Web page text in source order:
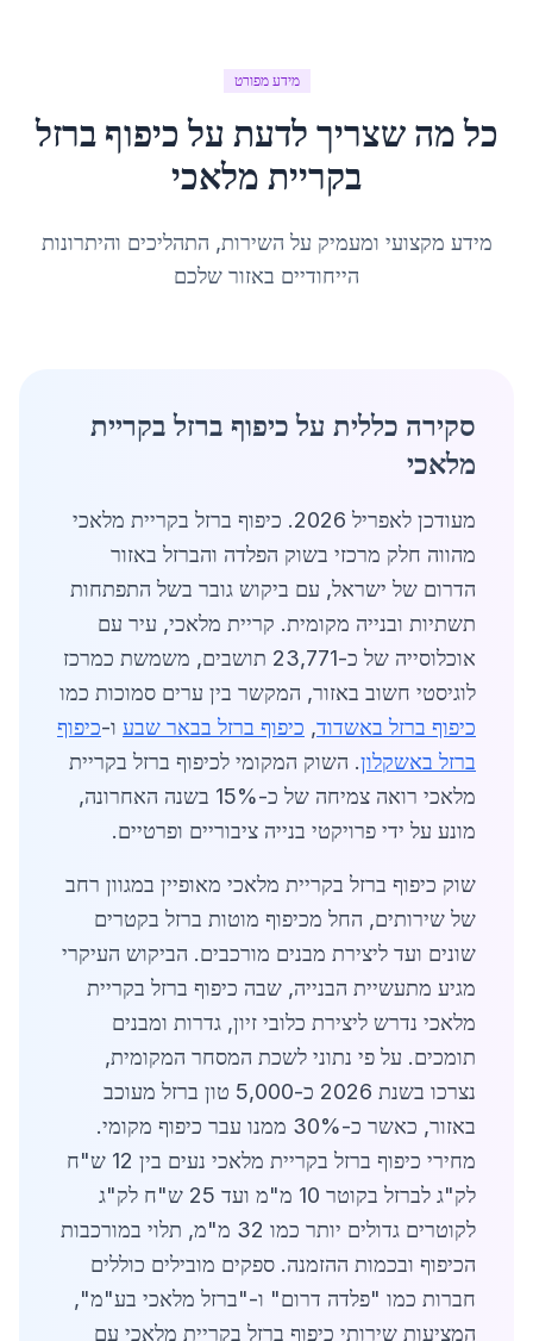
מידע מפורט
כל מה שצריך לדעת על כיפוף ברזל
בקריית מלאכי
מידע מקצועי ומעמיק על השירות, התהליכים והיתרונות
הייחודיים באזור שלכם
סקירה כללית על כיפוף ברזל בקריית
מלאכי
מעודכן לאפריל 2026. כיפוף ברזל בקריית מלאכי
מהווה חלק מרכזי בשוק הפלדה והברזל באזור
הדרום של ישראל, עם ביקוש גובר בשל התפתחות
תשתיות ובנייה מקומית. קריית מלאכי, עיר עם
אוכלוסייה של כ-23,771 תושבים, משמשת כמרכז
לוגיסטי חשוב באזור, המקשר בין ערים סמוכות כמו
כיפוף ברזל באשדוד, כיפוף ברזל בבאר שבע ו-כיפוף
ברזל באשקלון. השוק המקומי לכיפוף ברזל בקריית
מלאכי רואה צמיחה של כ-15% בשנה האחרונה,
מונע על ידי פרויקטי בנייה ציבוריים ופרטיים.
שוק כיפוף ברזל בקריית מלאכי מאופיין במגוון רחב
של שירותים, החל מכיפוף מוטות ברזל בקטרים
שונים ועד ליצירת מבנים מורכבים. הביקוש העיקרי
מגיע מתעשיית הבנייה, שבה כיפוף ברזל בקריית
מלאכי נדרש ליצירת כלובי זיון, גדרות ומבנים
תומכים. על פי נתוני לשכת המסחר המקומית,
נצרכו בשנת 2026 כ-5,000 טון ברזל מעוכב
באזור, כאשר כ-30% ממנו עבר כיפוף מקומי.
מחירי כיפוף ברזל בקריית מלאכי נעים בין 12 ש"ח
לק"ג לברזל בקוטר 10 מ"מ ועד 25 ש"ח לק"ג
לקוטרים גדולים יותר כמו 32 מ"מ, תלוי במורכבות
הכיפוף ובכמות ההזמנה. ספקים מובילים כוללים
חברות כמו "פלדה דרום" ו-"ברזל מלאכי בע"מ",
המציעות שירותי כיפוף ברזל בקריית מלאכי עם